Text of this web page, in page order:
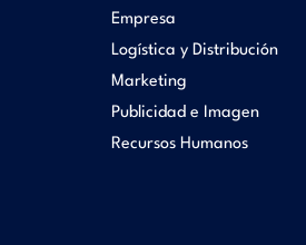
Empresa
Logística y Distribución
Marketing
Publicidad e Imagen
Recursos Humanos